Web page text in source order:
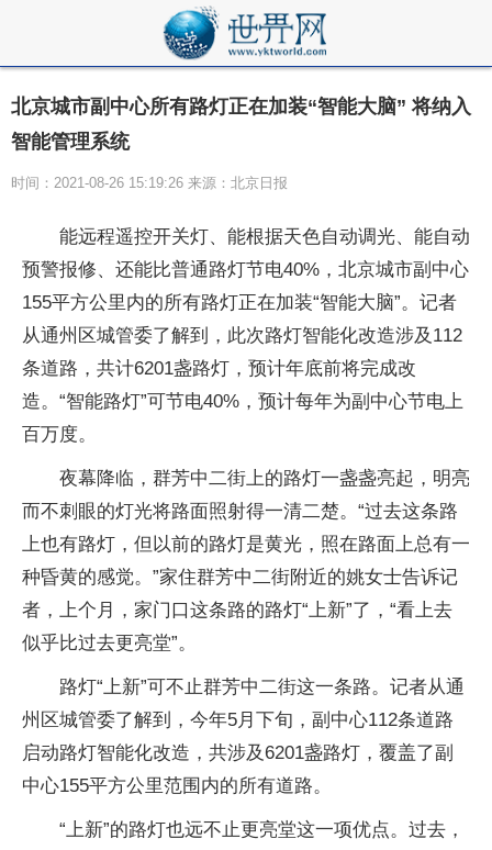
北京城市副中心所有路灯正在加装“智能大脑” 将纳入
智能管理系统
时间：2021-08-26 15:19:26 来源：北京日报
能远程遥控开关灯、能根据天色自动调光、能自动
预警报修、还能比普通路灯节电40%，北京城市副中心
155平方公里内的所有路灯正在加装“智能大脑”。记者
从通州区城管委了解到，此次路灯智能化改造涉及112
条道路，共计6201盏路灯，预计年底前将完成改
造。“智能路灯”可节电40%，预计每年为副中心节电上
百万度。
夜幕降临，群芳中二街上的路灯一盏盏亮起，明亮
而不刺眼的灯光将路面照射得一清二楚。“过去这条路
上也有路灯，但以前的路灯是黄光，照在路面上总有一
种昏黄的感觉。”家住群芳中二街附近的姚女士告诉记
者，上个月，家门口这条路的路灯“上新”了，“看上去
似乎比过去更亮堂”。
路灯“上新”可不止群芳中二街这一条路。记者从通
州区城管委了解到，今年5月下旬，副中心112条道路
启动路灯智能化改造，共涉及6201盏路灯，覆盖了副
中心155平方公里范围内的所有道路。
“上新”的路灯也远不止更亮堂这一项优点。过去，